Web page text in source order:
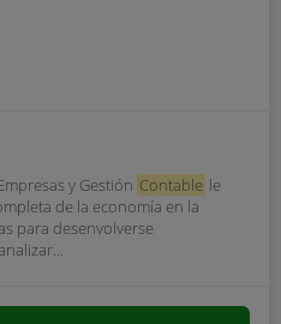
y Gestión Contable le
de la economía en la
para desenvolverse